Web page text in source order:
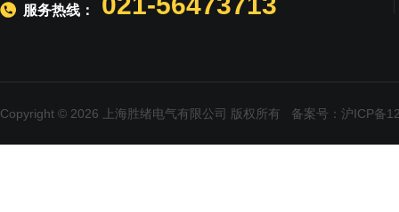
服务热线：
Copyright © 2026 上海胜绪电气有限公司 版权所有 备案号：沪ICP备